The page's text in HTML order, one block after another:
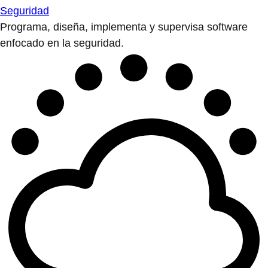
Seguridad
Programa, diseña, implementa y supervisa software
enfocado en la seguridad.